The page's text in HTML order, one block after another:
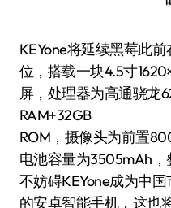
KEYone将延续黑莓此
位，搭载一块4.5寸
屏，处理器为高通骁龙
RAM+32GB
ROM，摄像头为前置
电池容量为3505mAh
不妨碍KEYone成为中
的安卓智能手机，这也